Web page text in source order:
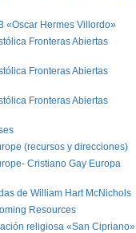
«Oscar Hermes Villordo»
Fronteras Abiertas
Fronteras Abiertas
Fronteras Abiertas
(recursos y direcciones)
Cristiano Gay Europa
de William Hart McNichols
Resources
religiosa «San Cipriano»